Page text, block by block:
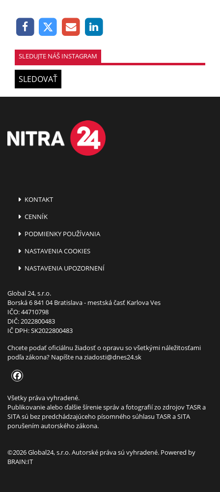
SLEDUJTE NÁŠ INSTAGRAM
SLEDOVAŤ
KONTAKT
CENNÍK
PODMIENKY POUŽÍVANIA
NASTAVENIA COOKIES
NASTAVENIA UPOZORNENÍ
Global 24, s.r.o.
Borská 6 841 04 Bratislava - mestská časť Karlova Ves
IČO: 44710798
DIČ: 2022800483
IČ DPH: SK2022800483
Chcete podať oficiálnu žiadosť o opravu so všetkými náležitosťami
podľa zákona? Napíšte naziadosti@dnes24.sk
Všetky práva vyhradené.
Publikovanie alebo ďalšie šírenie správ a fotografií zo zdrojov TASR a
SITA sú bez predchádzajúceho písomného súhlasu TASR a SITA
porušením autorského zákona.
©2026 Global24, s.r.o. Autorské práva sú vyhradené. Powered by
BRAIN:IT